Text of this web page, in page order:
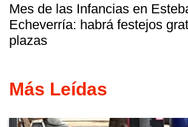
Mes de las Infancias en
Echeverría: habrá festejos
plazas
Más Leídas